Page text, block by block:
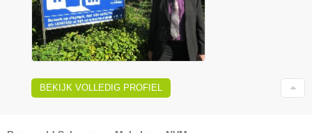
BEKIJK VOLLEDIG PROFIEL